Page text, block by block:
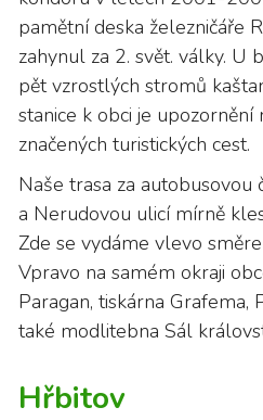
pamětní deska železničáře
zahynul za 2. svět. války. U
pět vzrostlých stromů
stanice k obci je upozornění
značených turistických cest.
Naše trasa za
a Nerudovou ulicí mírně
Zde se vydáme vlevo
Vpravo na samém okraji
Paragan, tiskárna Grafema,
také modlitebna Sál
Hřbitov